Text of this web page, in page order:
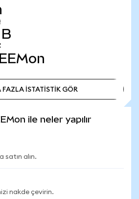
EEMon
FAZLA İSTATİSTİK GÖR
ile neler yapılır
satın alın.
nakde çevirin.